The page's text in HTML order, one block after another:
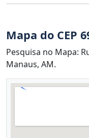
Mapa do CEP
Pesquisa no Mapa:
Manaus, AM.